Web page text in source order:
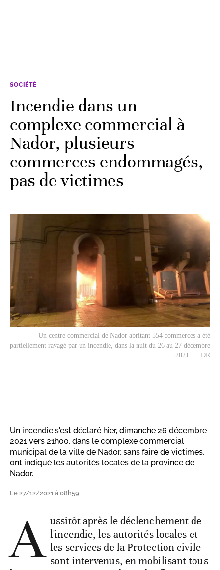
SOCIÉTÉ
Incendie dans un
complexe commercial à
Nador, plusieurs
commerces endommagés,
pas de victimes
Un centre commercial de Nador abritant 554 commerces a été
partiellement ravagé par un incendie, dans la nuit du 26 au 27 décembre
2021. . DR
Un incendie s'est déclaré hier, dimanche 26 décembre
2021 vers 21h00, dans le complexe commercial
municipal de la ville de Nador, sans faire de victimes,
ont indiqué les autorités locales de la province de
Nador.
Le 27/12/2021 à 08h59
A ussitôt après le déclenchement de
l'incendie, les autorités locales et
les services de la Protection civile
sont intervenus, en mobilisant tous